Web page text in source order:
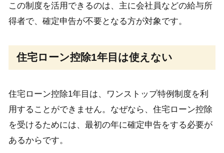
この制度を活用できるのは、主に会社員などの給与所
得者で、確定申告が不要となる方が対象です。
住宅ローン控除1年目は使えない
住宅ローン控除1年目は、ワンストップ特例制度を利
用することができません。なぜなら、住宅ローン控除
を受けるためには、最初の年に確定申告をする必要が
あるからです。